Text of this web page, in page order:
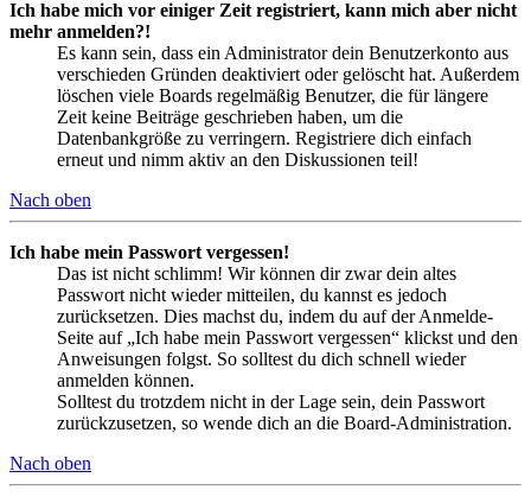
Ich habe mich vor einiger Zeit registriert, kann mich aber nicht
mehr anmelden?!
Es kann sein, dass ein Administrator dein Benutzerkonto aus
verschieden Gründen deaktiviert oder gelöscht hat. Außerdem
löschen viele Boards regelmäßig Benutzer, die für längere
Zeit keine Beiträge geschrieben haben, um die
Datenbankgröße zu verringern. Registriere dich einfach
erneut und nimm aktiv an den Diskussionen teil!
Nach oben
Ich habe mein Passwort vergessen!
Das ist nicht schlimm! Wir können dir zwar dein altes
Passwort nicht wieder mitteilen, du kannst es jedoch
zurücksetzen. Dies machst du, indem du auf der Anmelde-
Seite auf „Ich habe mein Passwort vergessen“ klickst und den
Anweisungen folgst. So solltest du dich schnell wieder
anmelden können.
Solltest du trotzdem nicht in der Lage sein, dein Passwort
zurückzusetzen, so wende dich an die Board-Administration.
Nach oben